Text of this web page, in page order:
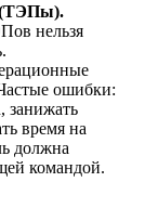
(ТЭПы).
нельзя
ошибки:
занижать
время на
должна
командой.